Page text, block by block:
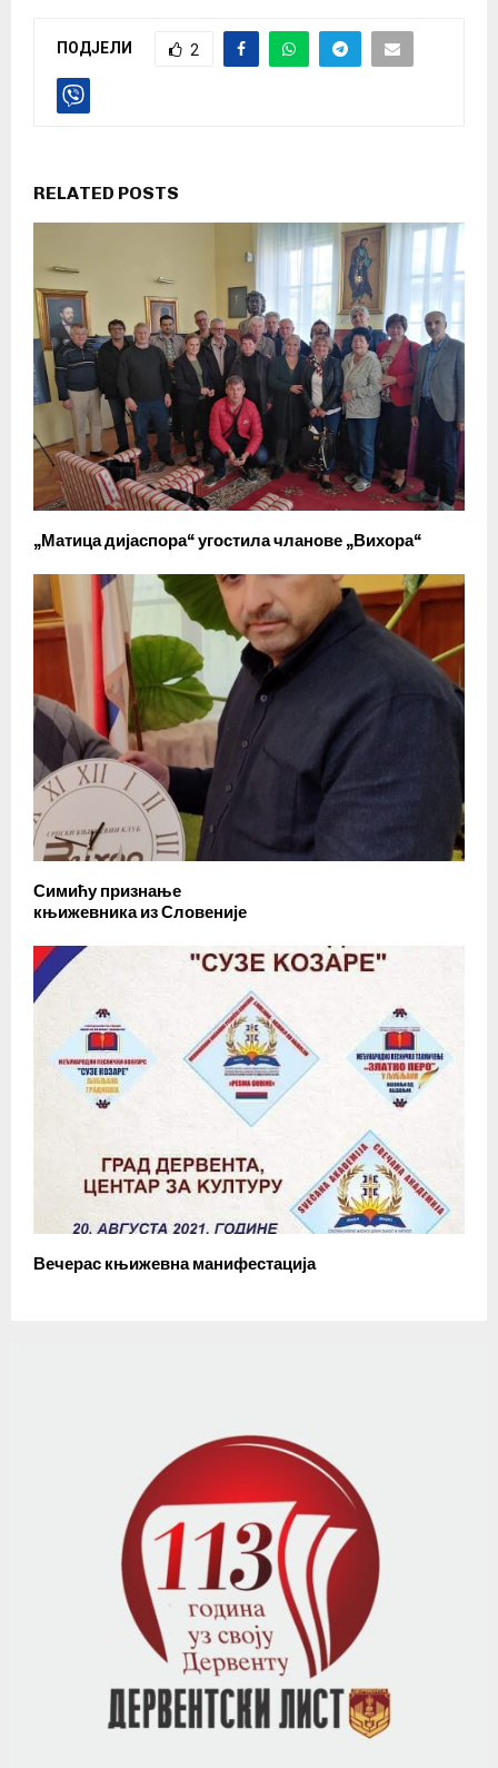
ПОДЈЕЛИ 2
RELATED POSTS
„Матица дијаспора“ угостила чланове „Вихора“
Симићу признање
књижевника из Словеније
Вечерас књижевна манифестација